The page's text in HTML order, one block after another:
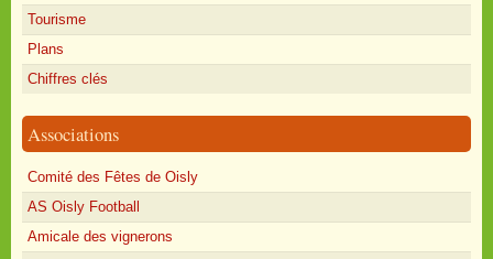
Tourisme
Plans
Chiffres clés
Associations
Comité des Fêtes de Oisly
AS Oisly Football
Amicale des vignerons